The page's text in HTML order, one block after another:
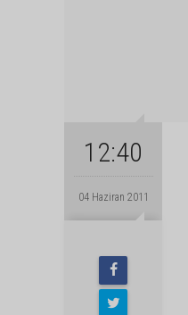
12:40
04 Haziran 2011